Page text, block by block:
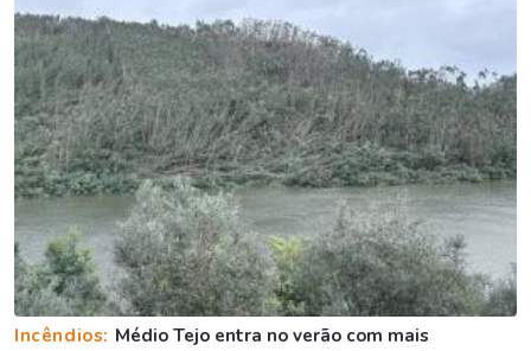
Incêndios: Médio Tejo entra no verão com mais